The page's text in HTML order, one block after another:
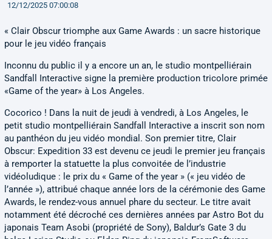
12/12/2025 07:00:08
« Clair Obscur triomphe aux Game Awards : un sacre historique
pour le jeu vidéo français
Inconnu du public il y a encore un an, le studio montpelliérain
Sandfall Interactive signe la première production tricolore primée
«Game of the year» à Los Angeles.
Cocorico ! Dans la nuit de jeudi à vendredi, à Los Angeles, le
petit studio montpelliérain Sandfall Interactive a inscrit son nom
au panthéon du jeu vidéo mondial. Son premier titre, Clair
Obscur: Expedition 33 est devenu ce jeudi le premier jeu français
à remporter la statuette la plus convoitée de l’industrie
vidéoludique : le prix du « Game of the year » (« jeu vidéo de
l’année »), attribué chaque année lors de la cérémonie des Game
Awards, le rendez-vous annuel phare du secteur. Le titre avait
notamment été décroché ces dernières années par Astro Bot du
japonais Team Asobi (propriété de Sony), Baldur’s Gate 3 du